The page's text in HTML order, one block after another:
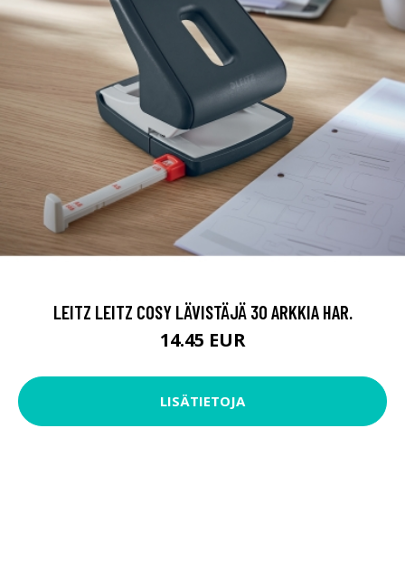
LEITZ LEITZ COSY LÄVISTÄJÄ 30 ARKKIA HAR.
14.45 EUR
LISÄTIETOJA